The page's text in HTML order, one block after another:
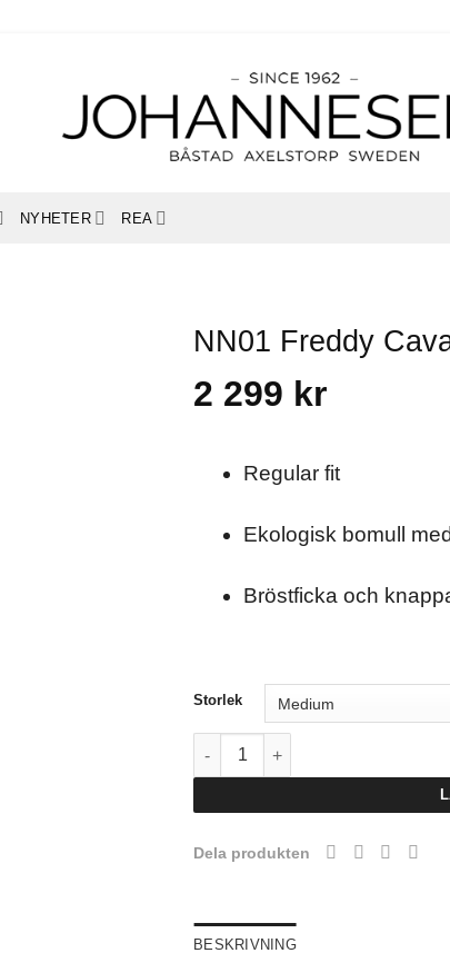
NYHETER REA
NN01 Freddy
2 299 kr
Regular fit
Ekologisk bomull
Bröstficka och
Storlek
NN01 Freddy Cavalry Twill
Dela produkten
BESKRIVNING